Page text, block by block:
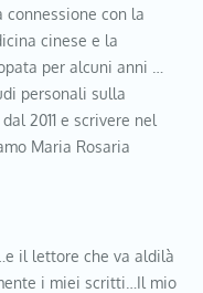
connessione con la
cinese e la
per alcuni anni …
personali sulla
2011 e scrivere nel
Maria Rosaria
il lettore che va aldilà
i miei scritti…Il mio